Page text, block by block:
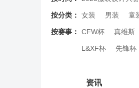
按分类： 女装 男装 童
按赛事： CFW杯 真维斯
L&XF杯 先锋杯
资讯